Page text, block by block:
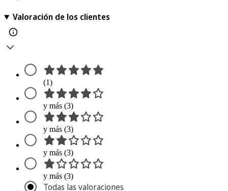
Valoración de los clientes
(1)
y más (3)
y más (3)
y más (3)
y más (3)
Todas las valoraciones